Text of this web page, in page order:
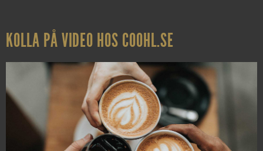
KOLLA PÅ VIDEO HOS COOHL.SE